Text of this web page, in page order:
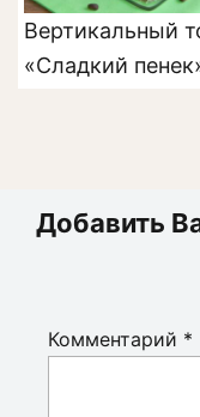
Вертикальный
«Сладкий
Добавить
Комментарий *